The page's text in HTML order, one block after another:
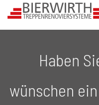
Haben
wünschen